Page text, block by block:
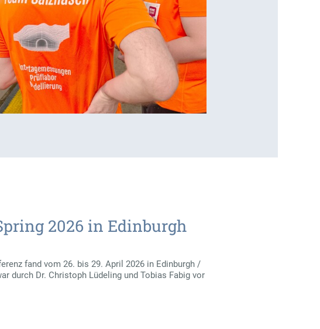
2026 in Edinburgh
fand vom 26. bis 29. April 2026 in Edinburgh /
durch Dr. Christoph Lüdeling und Tobias Fabig vor